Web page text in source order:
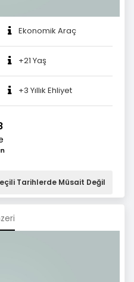
Ekonomik Araç
+21 Yaş
+3 Yıllık Ehliyet
Tarihlerde Müsait Değil